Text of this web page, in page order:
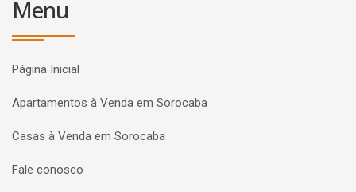
Menu
Página Inicial
Apartamentos à Venda em Sorocaba
Casas à Venda em Sorocaba
Fale conosco